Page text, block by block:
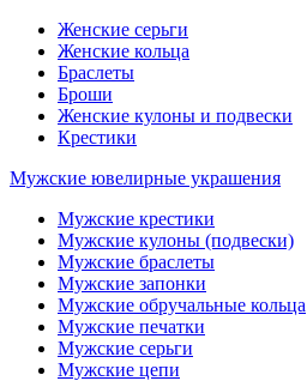
Женские серьги
Женские кольца
Браслеты
Броши
Женские кулоны и подвески
Крестики
Мужские ювелирные украшения
Мужские крестики
Мужские кулоны (подвески)
Мужские браслеты
Мужские запонки
Мужские обручальные кольца
Мужские печатки
Мужские серьги
Мужские цепи